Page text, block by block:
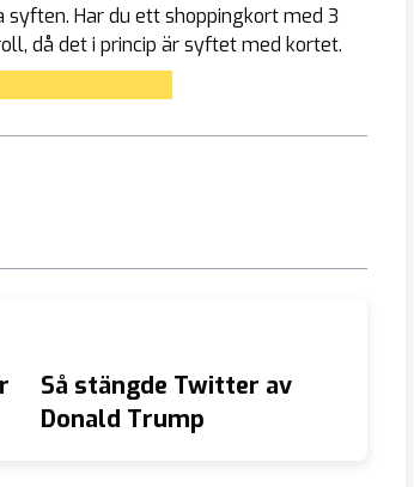
Har du ett shoppingkort med 3
då det i princip är syftet med kortet.
Så stängde Twitter av
Donald Trump